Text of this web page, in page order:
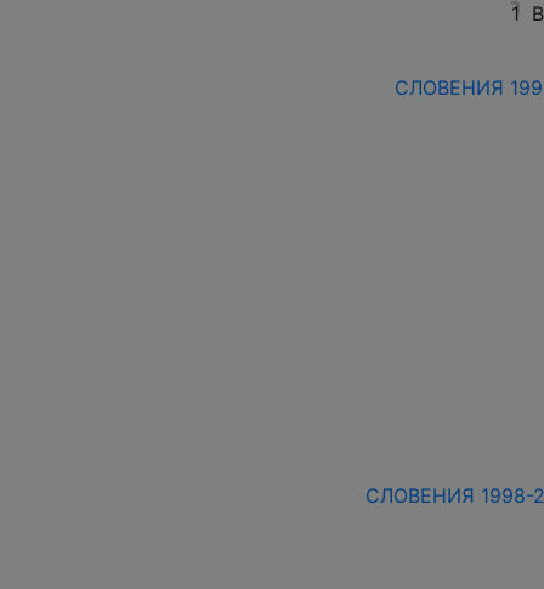
1
СЛОВЕНИЯ
СЛОВЕНИЯ 1998-